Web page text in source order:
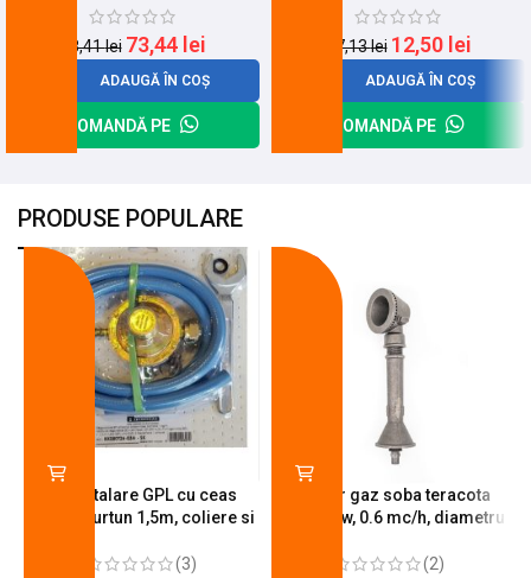
98,41lei 73,44 lei
ADAUGĂ ÎN COȘ
COMANDĂ PE
17,13lei 12,50 lei
ADAUGĂ ÎN COȘ
COMANDĂ PE
PRODUSE POPULARE
Kit instalare GPL cu ceas
butelie, furtun 1,5m, coliere si
(3)
Arzator gaz soba teracota
A600, 6 kw, 0.6 mc/h, diametru
(2)